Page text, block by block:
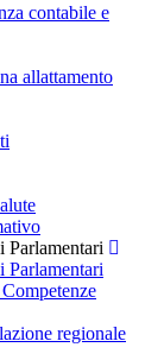
contabile e
allattamento
Competenze
regionale